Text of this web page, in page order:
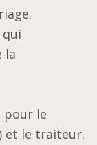
la
pour le
et le traiteur.